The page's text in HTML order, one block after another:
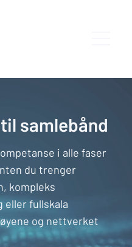
samlebånd
i alle faser
du trenger
kompleks
fullskala
og nettverket